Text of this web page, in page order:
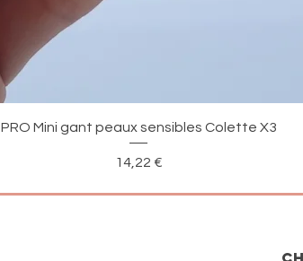
Aperçu rapide
PRO Mini gant peaux sensibles Colette X3
Prix
14,22 €